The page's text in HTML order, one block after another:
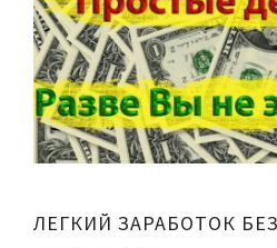
ЛЕГКИЙ ЗАРАБОТОК